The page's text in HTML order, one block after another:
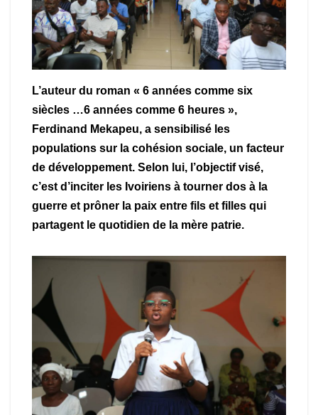
L’auteur du roman « 6 années comme six
siècles …6 années comme 6 heures »,
Ferdinand Mekapeu, a sensibilisé les
populations sur la cohésion sociale, un facteur
de développement. Selon lui, l’objectif visé,
c’est d’inciter les Ivoiriens à tourner dos à la
guerre et prôner la paix entre fils et filles qui
partagent le quotidien de la mère patrie.